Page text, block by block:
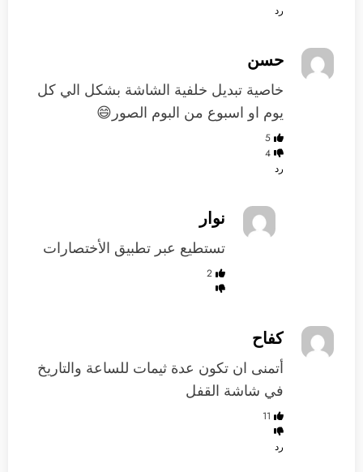
رد
حسن
خاصية تبديل خلفية الشاشة بشكل الي كل
يوم او اسبوع من البوم الصور😄
5
4
رد
نوار
تستطيع عبر تطبيق الأختصارات
2
كفاح
أتمنى ان تكون عدة ثيمات للساعة والتاريخ
في شاشة القفل
11
رد